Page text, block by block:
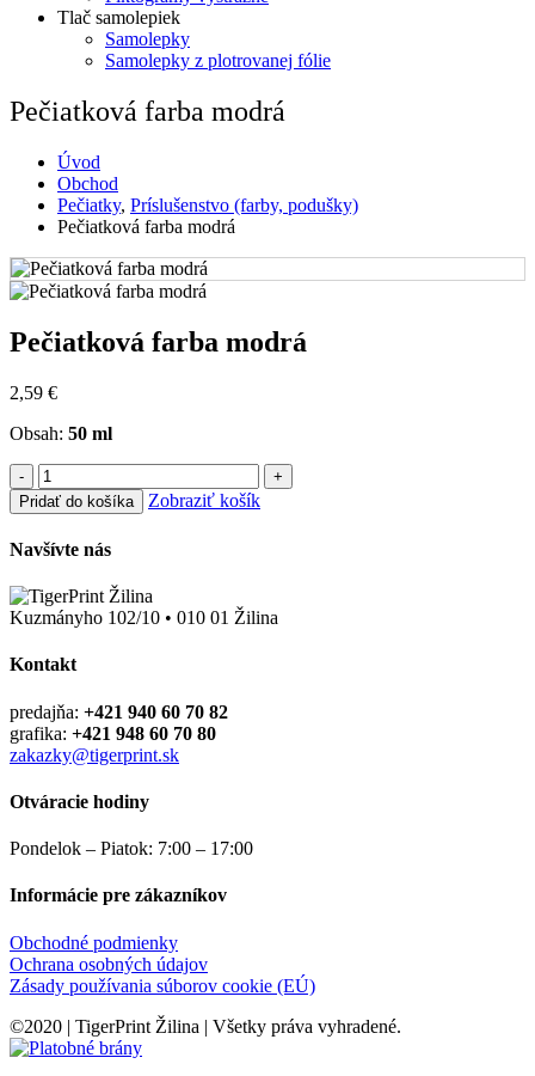
Tlač samolepiek
Samolepky
Samolepky z plotrovanej fólie
Pečiatková farba modrá
Úvod
Obchod
Pečiatky, Príslušenstvo (farby, podušky)
Pečiatková farba modrá
Pečiatková farba modrá
2,59 €
Obsah: 50 ml
-
+
Pridať do košíka
Zobraziť košík
Navšívte nás
Kuzmányho 102/10 • 010 01 Žilina
Kontakt
predajňa: +421 940 60 70 82
grafika: +421 948 60 70 80
zakazky@tigerprint.sk
Otváracie hodiny
Pondelok – Piatok: 7:00 – 17:00
Informácie pre zákazníkov
Obchodné podmienky
Ochrana osobných údajov
Zásady používania súborov cookie (EÚ)
©2020 | TigerPrint Žilina | Všetky práva vyhradené.